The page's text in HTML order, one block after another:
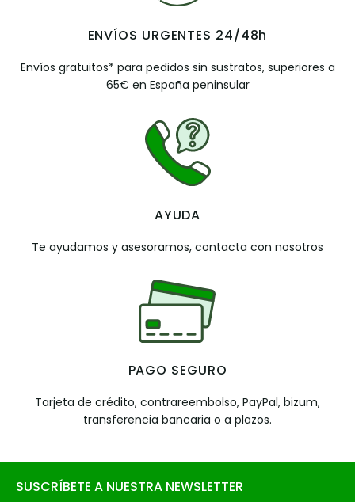
ENVÍOS URGENTES 24/48h
Envíos gratuitos* para pedidos sin sustratos, superiores a
65€ en España peninsular
AYUDA
Te ayudamos y asesoramos, contacta con nosotros
PAGO SEGURO
Tarjeta de crédito, contrareembolso, PayPal, bizum,
transferencia bancaria o a plazos.
SUSCRÍBETE A NUESTRA NEWSLETTER